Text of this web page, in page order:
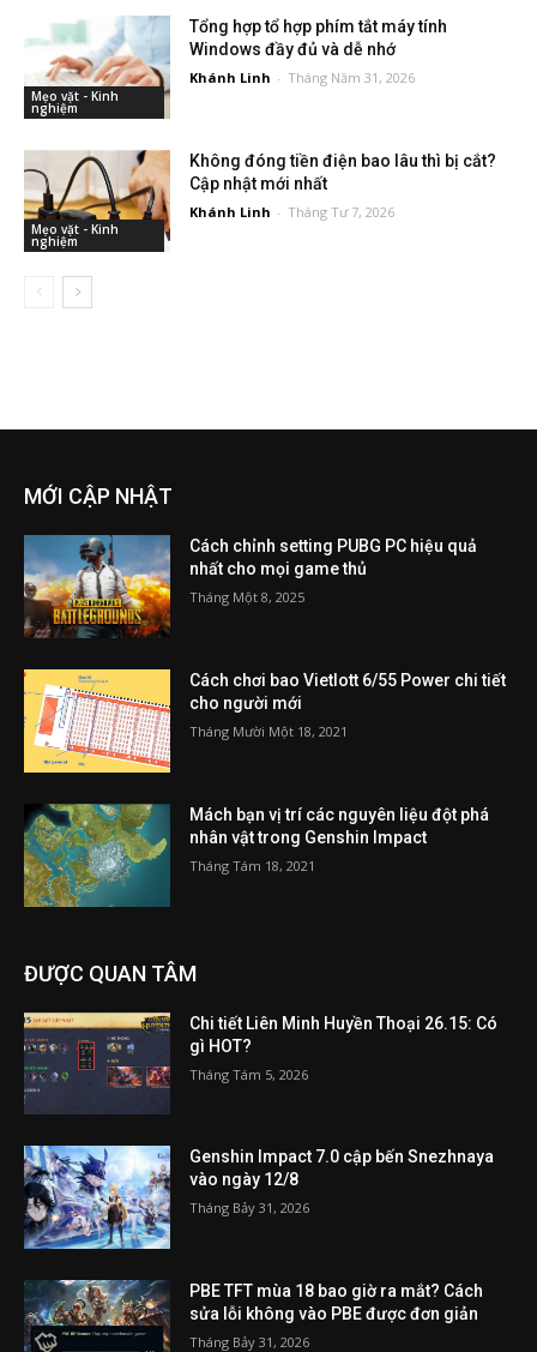
Mẹo vặt - Kinh
nghiệm
Tổng hợp tổ hợp phím tắt máy tính
Windows đầy đủ và dễ nhớ
Khánh Linh - Tháng Năm 31, 2026
Mẹo vặt - Kinh
nghiệm
Không đóng tiền điện bao lâu thì bị cắt?
Cập nhật mới nhất
Khánh Linh - Tháng Tư 7, 2026
MỚI CẬP NHẬT
Cách chỉnh setting PUBG PC hiệu quả
nhất cho mọi game thủ
Tháng Một 8, 2025
Cách chơi bao Vietlott 6/55 Power chi tiết
cho người mới
Tháng Mười Một 18, 2021
Mách bạn vị trí các nguyên liệu đột phá
nhân vật trong Genshin Impact
Tháng Tám 18, 2021
ĐƯỢC QUAN TÂM
Chi tiết Liên Minh Huyền Thoại 26.15: Có
gì HOT?
Tháng Tám 5, 2026
Genshin Impact 7.0 cập bến Snezhnaya
vào ngày 12/8
Tháng Bảy 31, 2026
PBE TFT mùa 18 bao giờ ra mắt? Cách
sửa lỗi không vào PBE được đơn giản
Tháng Bảy 31, 2026